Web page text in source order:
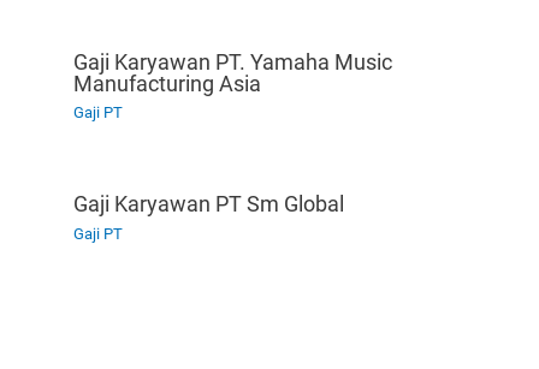
Gaji Karyawan PT. Yamaha Music
Manufacturing Asia
Gaji PT
Gaji Karyawan PT Sm Global
Gaji PT